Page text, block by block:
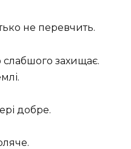
не перевчить.
захищає.
добре.